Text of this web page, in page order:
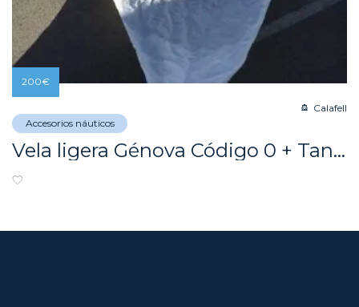
Accesorios náuticos
Calafell
Vela ligera Génova Código 0 + Tangón
200€